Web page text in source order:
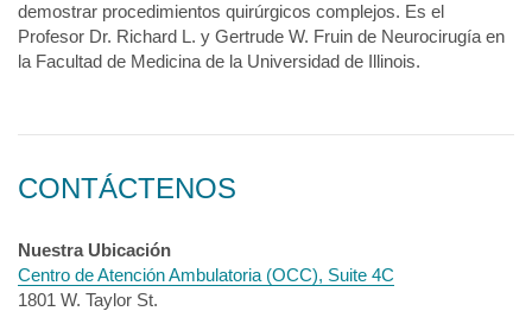
demostrar procedimientos quirúrgicos complejos. Es el
Profesor Dr. Richard L. y Gertrude W. Fruin de Neurocirugía en
la Facultad de Medicina de la Universidad de Illinois.
CONTÁCTENOS
Nuestra Ubicación
Centro de Atención Ambulatoria (OCC), Suite 4C
1801 W. Taylor St.